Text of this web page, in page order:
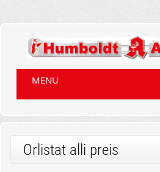
MENU
Orlistat alli preis